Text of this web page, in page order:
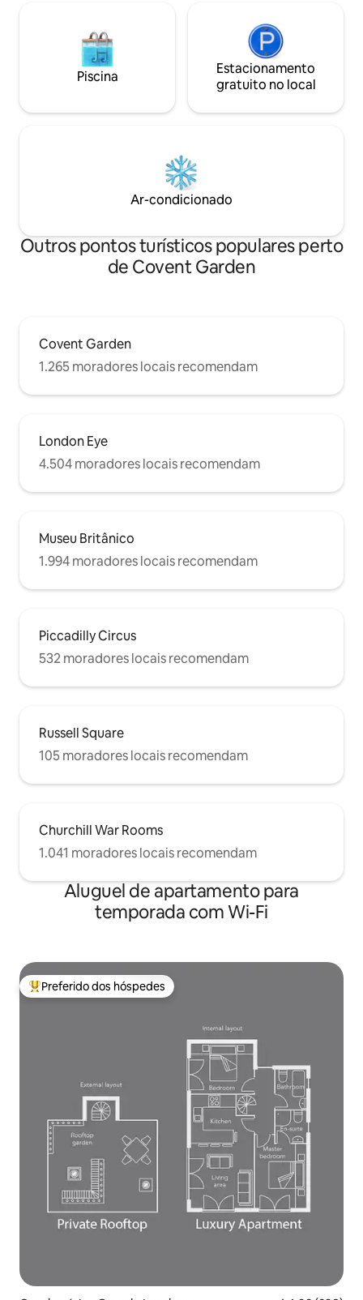
Piscina
Estacionamento
gratuito no local
Ar-condicionado
Outros pontos turísticos populares perto
de Covent Garden
Covent Garden
1.265 moradores locais recomendam
London Eye
4.504 moradores locais recomendam
Museu Britânico
1.994 moradores locais recomendam
Piccadilly Circus
532 moradores locais recomendam
Russell Square
105 moradores locais recomendam
Churchill War Rooms
1.041 moradores locais recomendam
Aluguel de apartamento para
temporada com Wi-Fi
Entre os melhores preferidos dos hóspedes
Preferido dos hóspedes